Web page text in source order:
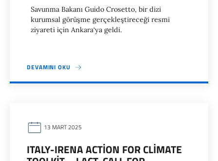
Savunma Bakanı Guido Crosetto, bir dizi
kurumsal görüşme gerçekleştireceği resmi
ziyareti için Ankara‘ya geldi.
DEVAMINI OKU
13 MART 2025
ITALY-IRENA ACTION FOR CLIMATE